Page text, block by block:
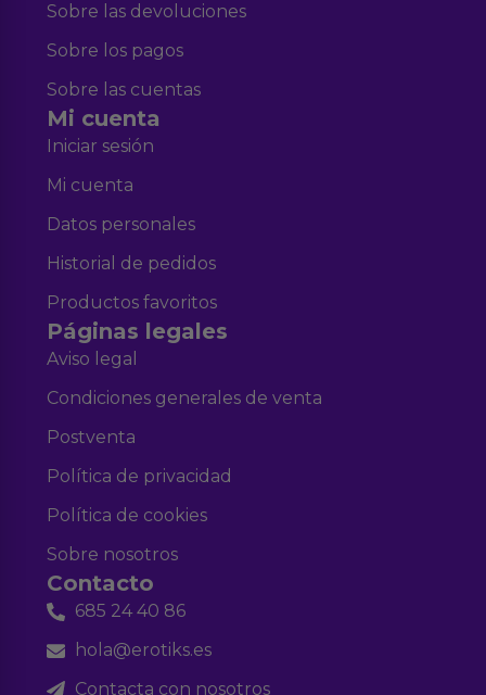
Sobre las devoluciones
Sobre los pagos
Sobre las cuentas
Mi cuenta
Iniciar sesión
Mi cuenta
Datos personales
Historial de pedidos
Productos favoritos
Páginas legales
Aviso legal
Condiciones generales de venta
Postventa
Política de privacidad
Política de cookies
Sobre nosotros
Contacto
685 24 40 86
hola@erotiks.es
Contacta con nosotros